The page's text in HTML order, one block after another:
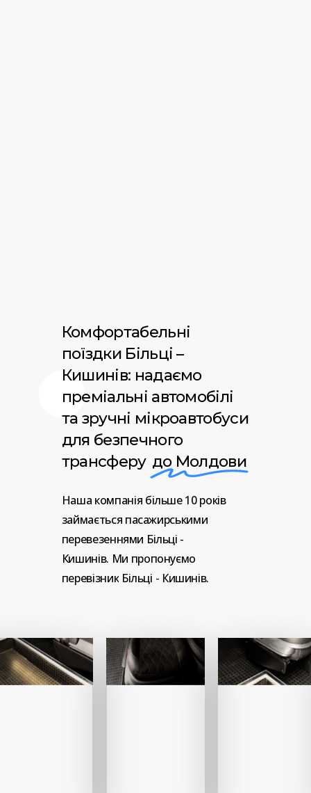
Комфортабельні
поїздки Більці –
Кишинів: надаємо
преміальні автомобілі
та зручні мікроавтобуси
для безпечного
трансферу до Молдови
Наша компанія більше10років
займається пасажирськими
перевезеннями Більці -
Кишинів. Ми пропонуємо
перевізник Більці - Кишинів.